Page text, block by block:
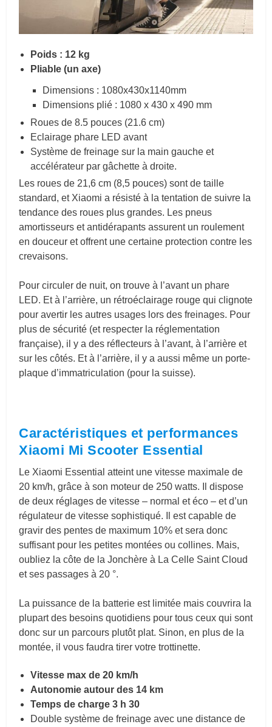
Poids : 12 kg
Pliable (un axe)
Dimensions : 1080x430x1140mm
Dimensions plié : 1080 x 430 x 490 mm
Roues de 8.5 pouces (21.6 cm)
Eclairage phare LED avant
Système de freinage sur la main gauche et
accélérateur par gâchette à droite.
Les roues de 21,6 cm (8,5 pouces) sont de taille
standard, et Xiaomi a résisté à la tentation de suivre la
tendance des roues plus grandes. Les pneus
amortisseurs et antidérapants assurent un roulement
en douceur et offrent une certaine protection contre les
crevaisons.
Pour circuler de nuit, on trouve à l’avant un phare
LED. Et à l’arrière, un rétroéclairage rouge qui clignote
pour avertir les autres usages lors des freinages. Pour
plus de sécurité (et respecter la réglementation
française), il y a des réflecteurs à l’avant, à l’arrière et
sur les côtés. Et à l’arrière, il y a aussi même un porte-
plaque d’immatriculation (pour la suisse).
Caractéristiques et performances
Xiaomi Mi Scooter Essential
Le Xiaomi Essential atteint une vitesse maximale de
20 km/h, grâce à son moteur de 250 watts. Il dispose
de deux réglages de vitesse – normal et éco – et d’un
régulateur de vitesse sophistiqué. Il est capable de
gravir des pentes de maximum 10% et sera donc
suffisant pour les petites montées ou collines. Mais,
oubliez la côte de la Jonchère à La Celle Saint Cloud
et ses passages à 20 °.
La puissance de la batterie est limitée mais couvrira la
plupart des besoins quotidiens pour tous ceux qui sont
donc sur un parcours plutôt plat. Sinon, en plus de la
montée, il vous faudra tirer votre trottinette.
Vitesse max de 20 km/h
Autonomie autour des 14 km
Temps de charge 3 h 30
Double système de freinage avec une distance de